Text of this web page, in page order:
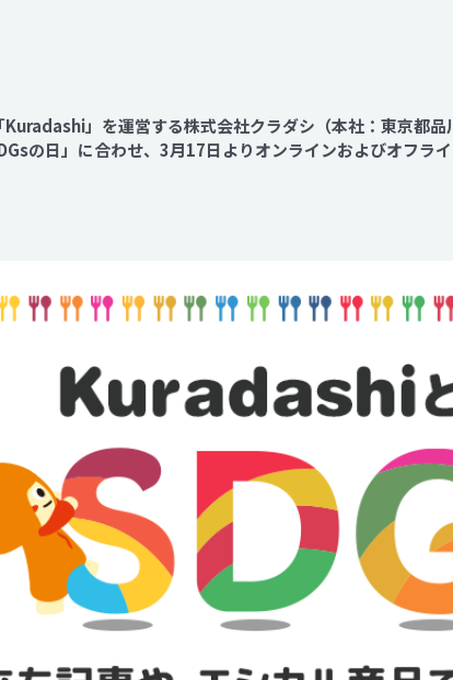
Contact
」を運営する株式会社クラダシ（本社：東京都品
の日」に合わせ、3月17日よりオンラインおよびオフラ